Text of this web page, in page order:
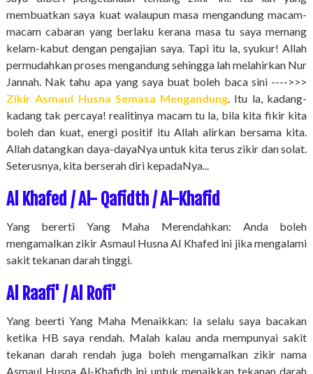
membuatkan saya kuat walaupun masa mengandung macam-
macam cabaran yang berlaku kerana masa tu saya memang
kelam-kabut dengan pengajian saya. Tapi itu la, syukur! Allah
permudahkan proses mengandung sehingga lah melahirkan Nur
Jannah. Nak tahu apa yang saya buat boleh baca sini ---->>>
Zikir Asmaul Husna Semasa Mengandung. Itu la, kadang-
kadang tak percaya! realitinya macam tu la, bila kita fikir kita
boleh dan kuat, energi positif itu Allah alirkan bersama kita.
Allah datangkan daya-dayaNya untuk kita terus zikir dan solat.
Seterusnya, kita berserah diri kepadaNya...
Al Khafed / Al- Qafidth / Al-Khafid
Yang bererti Yang Maha Merendahkan: Anda boleh
mengamalkan zikir Asmaul Husna Al Khafed ini jika mengalami
sakit tekanan darah tinggi.
Al Raafi' / Al Rofi'
Yang beerti Yang Maha Menaikkan: Ia selalu saya bacakan
ketika HB saya rendah. Malah kalau anda mempunyai sakit
tekanan darah rendah juga boleh mengamalkan zikir nama
Asmaul Husna Al-Khafidh ini untuk menaikkan tekanan darah